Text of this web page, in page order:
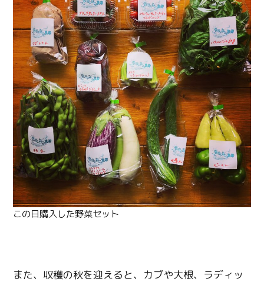
この日購入した野菜セット
また、収穫の秋を迎えると、カブや大根、ラディッ